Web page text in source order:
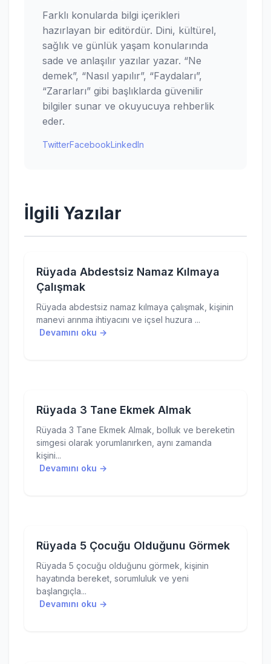
Farklı konularda bilgi içerikleri
hazırlayan bir editördür. Dini, kültürel,
sağlık ve günlük yaşam konularında
sade ve anlaşılır yazılar yazar. “Ne
demek”, “Nasıl yapılır”, “Faydaları”,
“Zararları” gibi başlıklarda güvenilir
bilgiler sunar ve okuyucuya rehberlik
eder.
TwitterFacebookLinkedIn
İlgili Yazılar
Rüyada Abdestsiz Namaz Kılmaya
Çalışmak
Rüyada abdestsiz namaz kılmaya çalışmak, kişinin
manevi arınma ihtiyacını ve içsel huzura ...
Devamını oku →
Rüyada 3 Tane Ekmek Almak
Rüyada 3 Tane Ekmek Almak, bolluk ve bereketin
simgesi olarak yorumlanırken, aynı zamanda
kişini...
Devamını oku →
Rüyada 5 Çocuğu Olduğunu Görmek
Rüyada 5 çocuğu olduğunu görmek, kişinin
hayatında bereket, sorumluluk ve yeni
başlangıçla...
Devamını oku →